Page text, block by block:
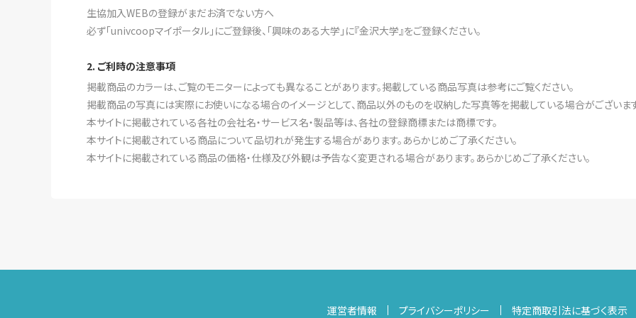
生協加入WEBの登録がまだお済でない方へ
必ず「univcoopマイポータル」にご登録後、「興味のある大学」に『金沢大学』をご登録ください。
2. ご利時の注意事項
掲載商品のカラーは、ご覧のモニターによっても異なることがあります。掲載している商品写真は参考にご覧ください。
掲載商品の写真には実際にお使いになる場合のイメージとして、商品以外のものを収納した写真等を掲載している場合がございま
本サイトに掲載されている各社の会社名・サービス名・製品等は、各社の登録商標または商標です。
本サイトに掲載されている商品について品切れが発生する場合があります。あらかじめご了承ください。
本サイトに掲載されている商品の価格・仕様及び外観は予告なく変更される場合があります。あらかじめご了承ください。
運営者情報 プライバシーポリシー 特定商取引法に基づく表示